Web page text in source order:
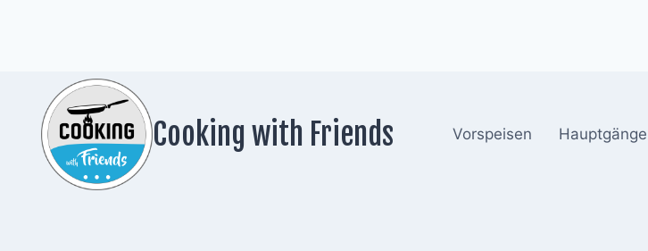
Cooking with Friends Vorspeisen Hauptgänge